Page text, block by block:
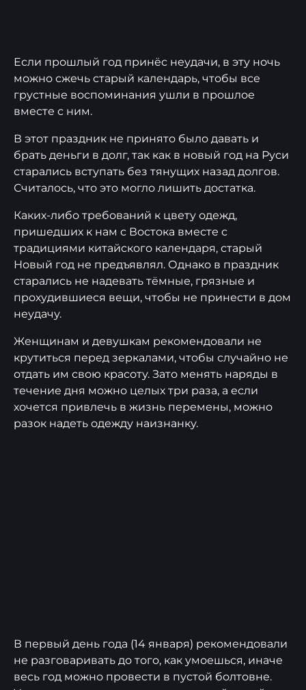
Если прошлый год принёс неудачи, в эту ночь
можно сжечь старый календарь, чтобы все
грустные воспоминания ушли в прошлое
вместе с ним.
В этот праздник не принято было давать и
брать деньги в долг, так как в новый год на Руси
старались вступать без тянущих назад долгов.
Считалось, что это могло лишить достатка.
Каких-либо требований к цвету одежд,
пришедших к нам с Востока вместе с
традициями китайского календаря, старый
Новый год не предъявлял. Однако в праздник
старались не надевать тёмные, грязные и
прохудившиеся вещи, чтобы не принести в дом
неудачу.
Женщинам и девушкам рекомендовали не
крутиться перед зеркалами, чтобы случайно не
отдать им свою красоту. Зато менять наряды в
течение дня можно целых три раза, а если
хочется привлечь в жизнь перемены, можно
разок надеть одежду наизнанку.
В первый день года (14 января) рекомендовали
не разговаривать до того, как умоешься, иначе
весь год можно провести в пустой болтовне.